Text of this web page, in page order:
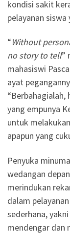
kondisi sakit
pelayanan siswa
“Without
no story to tell”
mahasiswi
ayat
“Berbahagialah,
yang empunya
untuk
apapun yang
Penyuka
wedangan
merindukan
dalam
sederhana,
mendengar dan